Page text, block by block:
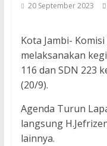
20 September 2023
Kota Jambi-
melaksanakan
116 dan SDN 223
(20/9).
Agenda Turun
langsung
lainnya.